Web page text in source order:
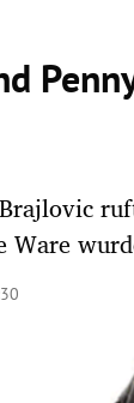
Ware
öffnen/